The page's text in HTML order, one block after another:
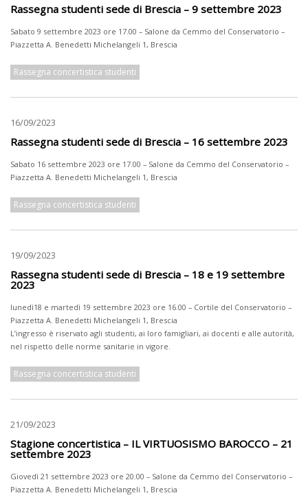
Rassegna studenti sede di Brescia – 9 settembre 2023
Sabato 9 settembre 2023 ore 17.00 – Salone da Cemmo del Conservatorio –
Piazzetta A. Benedetti Michelangeli 1, Brescia
Rassegna concertistica studenti
16/09/2023
Rassegna studenti sede di Brescia – 16 settembre 2023
Sabato 16 settembre 2023 ore 17.00 – Salone da Cemmo del Conservatorio –
Piazzetta A. Benedetti Michelangeli 1, Brescia
Rassegna concertistica studenti
19/09/2023
Rassegna studenti sede di Brescia – 18 e 19 settembre
2023
lunedì18 e martedì 19 settembre 2023 ore 16.00 – Cortile del Conservatorio –
Piazzetta A. Benedetti Michelangeli 1, Brescia
L’ingresso è riservato agli studenti, ai loro famigliari, ai docenti e alle autorità,
nel rispetto delle norme sanitarie in vigore.
Rassegna concertistica studenti
21/09/2023
Stagione concertistica – IL VIRTUOSISMO BAROCCO – 21
settembre 2023
Giovedì 21 settembre 2023 ore 20.00 – Salone da Cemmo del Conservatorio –
Piazzetta A. Benedetti Michelangeli 1, Brescia